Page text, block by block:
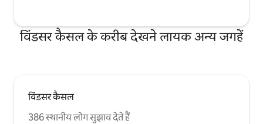
विंडसर कैसल के करीब देखने लायक अन्य जगहें
विंडसर कैसल
386 स्थानीय लोग सुझाव देते हैं